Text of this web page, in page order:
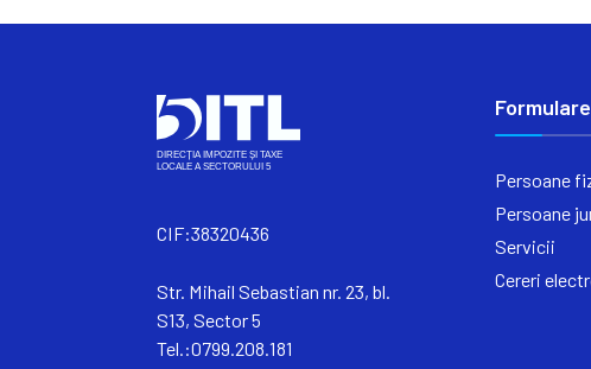
CIF:38320436
Str. Mihail Sebastian nr. 23, bl.
S13, Sector 5
Tel.:0799.208.181
Formulare
Persoane
Persoane
Servicii
Cereri